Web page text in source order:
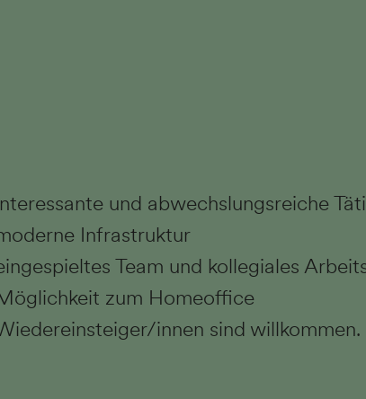
und abwechslungsreiche
Infrastruktur
Team und kollegiales
zum Homeoffice
innen sind willkommen.